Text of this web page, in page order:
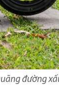
đường